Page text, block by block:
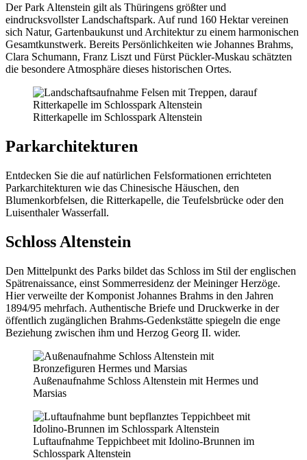
Der Park Altenstein gilt als Thüringens größter und
eindrucksvollster Landschaftspark. Auf rund 160 Hektar vereinen
sich Natur, Gartenbaukunst und Architektur zu einem harmonischen
Gesamtkunstwerk. Bereits Persönlichkeiten wie Johannes Brahms,
Clara Schumann, Franz Liszt und Fürst Pückler-Muskau schätzten
die besondere Atmosphäre dieses historischen Ortes.
Ritterkapelle im Schlosspark Altenstein
Parkarchitekturen
Entdecken Sie die auf natürlichen Felsformationen errichteten
Parkarchitekturen wie das Chinesische Häuschen, den
Blumenkorbfelsen, die Ritterkapelle, die Teufelsbrücke oder den
Luisenthaler Wasserfall.
Schloss Altenstein
Den Mittelpunkt des Parks bildet das Schloss im Stil der englischen
Spätrenaissance, einst Sommerresidenz der Meininger Herzöge.
Hier verweilte der Komponist Johannes Brahms in den Jahren
1894/95 mehrfach. Authentische Briefe und Druckwerke in der
öffentlich zugänglichen Brahms-Gedenkstätte spiegeln die enge
Beziehung zwischen ihm und Herzog Georg II. wider.
Außenaufnahme Schloss Altenstein mit Hermes und
Marsias
Luftaufnahme Teppichbeet mit Idolino-Brunnen im
Schlosspark Altenstein